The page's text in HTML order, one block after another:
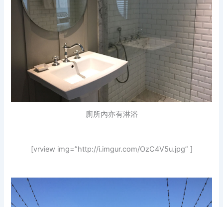
廁所內亦有淋浴
[vrview img=”http://i.imgur.com/OzC4V5u.jpg” ]